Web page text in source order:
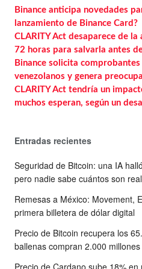
Binance anticipa novedades
lanzamiento de Binance Card?
CLARITY Act desaparece de la
72 horas para salvarla antes
Binance solicita
venezolanos y genera
CLARITY Act tendría un
muchos esperan, según un
Entradas recientes
Seguridad de Bitcoin: una IA
pero nadie sabe cuántos son
Remesas a México: Movement,
primera billetera de dólar digital
Precio de Bitcoin recupera los
ballenas compran 2.000 millones
Precio de Cardano sube 18%